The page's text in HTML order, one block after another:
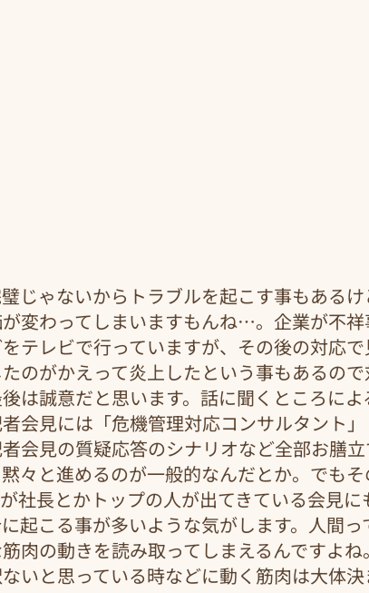
じゃないからトラブルを起こす事もある
変わってしまいますもんね…。企業が不
テレビで行っていますが、その後の対応
のがかえって炎上したという事もあるの
は誠意だと思います。話に聞くところに
会見には「危機管理対応コンサルタント
会見の質疑応答のシナリオなど全部お膳
々と進めるのが一般的なんだとか。でも
社長とかトップの人が出てきている会見
起こる事が多いような気がします。人間っ
肉の動きを読み取ってしまえるんですよ
いと思っている時などに動く筋肉は大体